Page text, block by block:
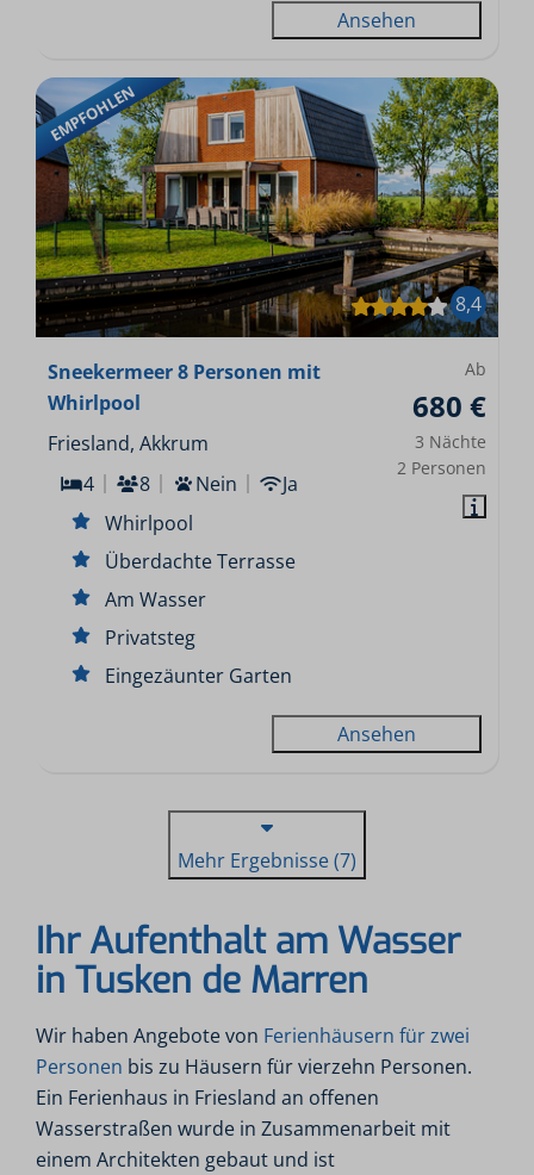
Ansehen
EMPFOHLEN
8,4
Ab
680 €
3 Nächte
2 Personen
Sneekermeer 8 Personen mit
Whirlpool
Friesland, Akkrum
4
8 Nein
Ja
Whirlpool
Überdachte Terrasse
Am Wasser
Privatsteg
Eingezäunter Garten
Ansehen
Mehr Ergebnisse (7)
Ihr Aufenthalt am Wasser
in Tusken de Marren
Wir haben Angebote von Ferienhäusern für zwei
Personen bis zu Häusern für vierzehn Personen.
Ein Ferienhaus in Friesland an offenen
Wasserstraßen wurde in Zusammenarbeit mit
einem Architekten gebaut und ist